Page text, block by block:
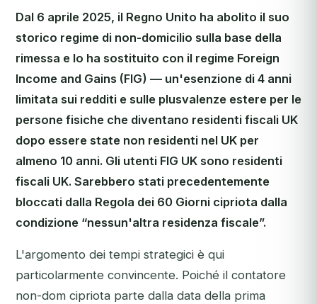
Dal 6 aprile 2025, il Regno Unito ha abolito il suo
storico regime di non-domicilio sulla base della
rimessa e lo ha sostituito con il regime Foreign
Income and Gains (FIG) — un'esenzione di 4 anni
limitata sui redditi e sulle plusvalenze estere per le
persone fisiche che diventano residenti fiscali UK
dopo essere state non residenti nel UK per
almeno 10 anni. Gli utenti FIG UK sono residenti
fiscali UK. Sarebbero stati precedentemente
bloccati dalla Regola dei 60 Giorni cipriota dalla
condizione “nessun'altra residenza fiscale”.
L'argomento dei tempi strategici è qui
particolarmente convincente. Poiché il contatore
non-dom cipriota parte dalla data della prima